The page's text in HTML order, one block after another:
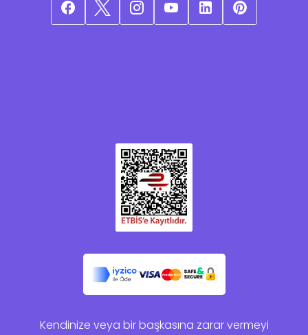
Kendinize veya bir başkasına zarar vermeyi